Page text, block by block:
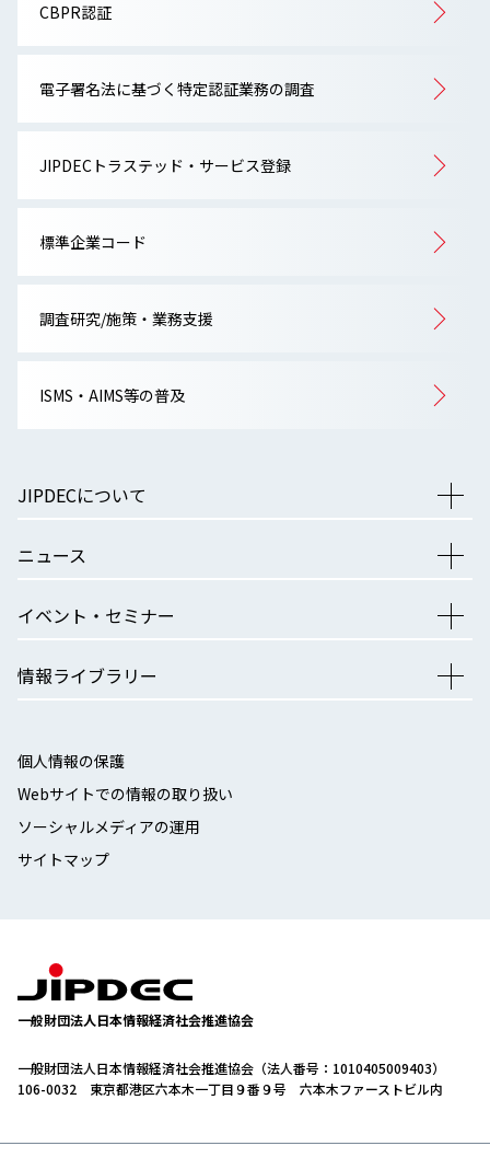
CBPR認証
電子署名法に基づく特定認証業務の調査
JIPDECトラステッド・サービス登録
標準企業コード
調査研究/施策・業務支援
ISMS・AIMS等の普及
JIPDECについて
ニュース
イベント・セミナー
情報ライブラリー
個人情報の保護
Webサイトでの情報の取り扱い
ソーシャルメディアの運用
サイトマップ
一般財団法人日本情報経済社会推進協会
一般財団法人日本情報経済社会推進協会（法人番号：1010405009403）
106-0032 東京都港区六本木一丁目９番９号 六本木ファーストビル内